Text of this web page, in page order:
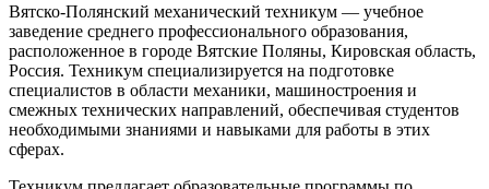
Вятско-Полянский механический техникум — учебное
заведение среднего профессионального образования,
расположенное в городе Вятские Поляны, Кировская область,
Россия. Техникум специализируется на подготовке
специалистов в области механики, машиностроения и
смежных технических направлений, обеспечивая студентов
необходимыми знаниями и навыками для работы в этих
сферах.